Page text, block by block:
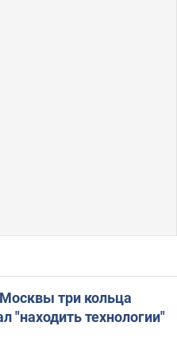
три кольца
"находить технологии"